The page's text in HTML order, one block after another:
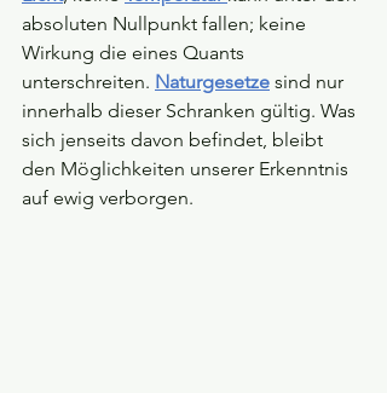
absoluten Nullpunkt fallen; keine
Wirkung die eines Quants
unterschreiten. Naturgesetze sind nur
innerhalb dieser Schranken gültig. Was
sich jenseits davon befindet, bleibt
den Möglichkeiten unserer Erkenntnis
auf ewig verborgen.